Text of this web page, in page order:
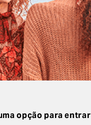
opção para entrar